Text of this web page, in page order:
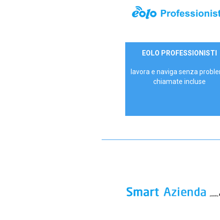
35,00 €/mese
EOLO PROFESSIONISTI
lavora e naviga senza
chiamate incluse